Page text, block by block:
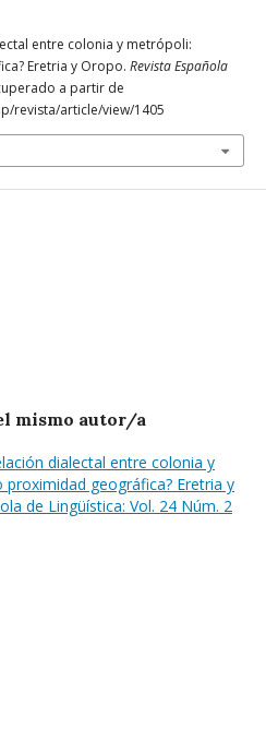
entre colonia y metrópoli:
Eretria y Oropo. Revista Española
a partir de
revista/article/view/1405
mismo autor/a
dialectal entre colonia y
geográfica? Eretria y
de Lingüística: Vol. 24 Núm. 2